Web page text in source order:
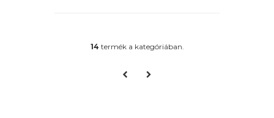
14 termék a kategóriában.